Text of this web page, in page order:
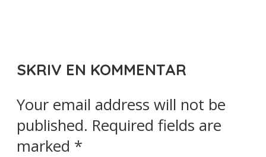
SKRIV EN KOMMENTAR
Your email address will not be
published. Required fields are
marked *